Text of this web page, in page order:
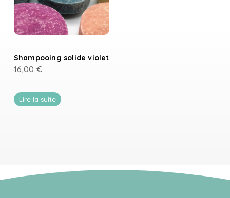
Shampooing solide violet
16,00 €
Lire la suite